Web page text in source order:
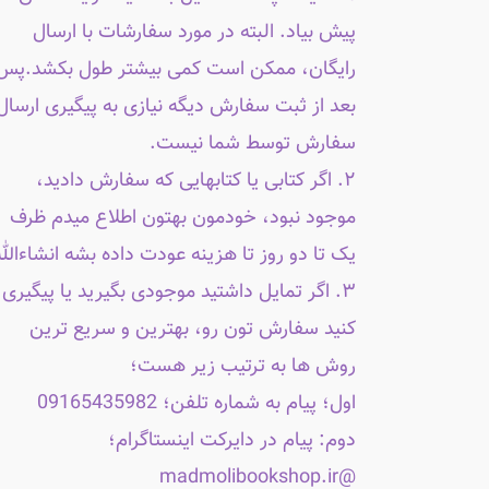
پیش بیاد. البته در مورد سفارشات با ارسال
رایگان، ممکن است کمی بیشتر طول
بعد از ثبت سفارش دیگه نیازی به پیگیری
سفارش توسط شما نیست.
۲. اگر کتابی یا کتابهایی که سفارش دادید،
موجود نبود، خودمون بهتون اطلاع میدم ظرف
یک تا دو روز تا هزینه عودت داده بشه
۳. اگر تمایل داشتید موجودی بگیرید یا پیگیری
کنید سفارش تون رو، بهترین و سریع ترین
روش ها به ترتیب زیر هست؛
اول؛ پیام به شماره تلفن؛ 09165435982
دوم: پیام در دایرکت اینستاگرام؛
@madmolibookshop.ir